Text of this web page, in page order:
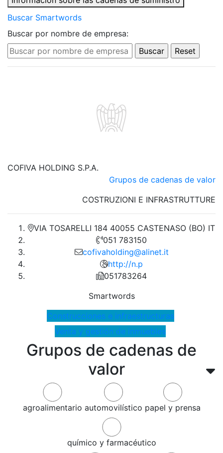
Buscar Smartwords
Buscar por nombre de empresa:
Grupos de cadenas de
valor
agroalimentario automovilístico papel y prensa
químico y farmacéutico
COFIVA HOLDING S.P.A.
Grupos de cadenas de valor
COSTRUZIONI E INFRASTRUTTURE
VIA TOSARELLI 184 40055 CASTENASO (BO) IT
051 783150
cofivaholding@alinet.it
http://n.p
051783264
Smartwords
Construcciones e infraestructuras
Venta y gestión de inmuebles